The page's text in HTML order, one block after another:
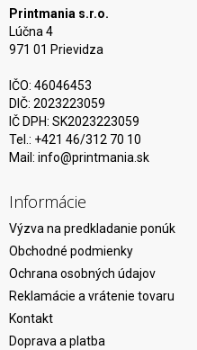
Printmania s.r.o.
Lúčna 4
971 01 Prievidza
IČO: 46046453
DIČ: 2023223059
IČ DPH: SK2023223059
Tel.: +421 46/312 70 10
Mail: info@printmania.sk
Informácie
Výzva na predkladanie ponúk
Obchodné podmienky
Ochrana osobných údajov
Reklamácie a vrátenie tovaru
Kontakt
Doprava a platba